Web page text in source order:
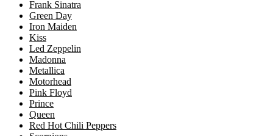
Frank Sinatra
Green Day
Iron Maiden
Kiss
Led Zeppelin
Madonna
Metallica
Motorhead
Pink Floyd
Prince
Queen
Red Hot Chili Peppers